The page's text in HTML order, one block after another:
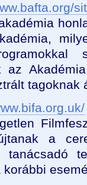
az
tagoknak
a
tanácsadó
korábbi